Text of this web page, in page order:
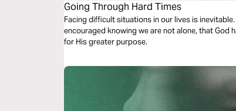
Going Through Hard Times
Facing difficult situations in our lives is
encouraged knowing we are not alone, that God
for His greater purpose.